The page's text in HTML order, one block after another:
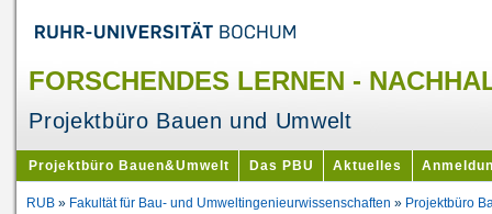
FORSCHENDES LERNEN -
Projektbüro Bauen und Umwelt
Projektbüro Bauen&Umwelt Das PBU Aktuelles
RUB » Fakultät für Bau- und Umweltingenieurwissenschaften » Projektbüro